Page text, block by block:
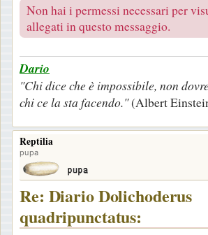
Non hai i permessi necessari per
allegati in questo messaggio.
Dario
"Chi dice che è impossibile, non
chi ce la sta facendo."(Albert
Reptilia
pupa
Re: Diario Dolichoderus
quadripunctatus: